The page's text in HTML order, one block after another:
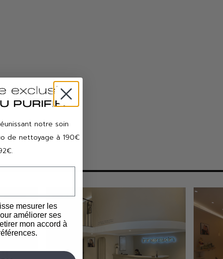
notre soin
de nettoyage à 190€
mesurer les
améliorer ses
mon accord à